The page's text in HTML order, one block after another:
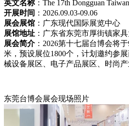
英文名称：The 17th Dongguan
开展时间 ：2026.09.03-09.06
展会展馆 ：广东现代国际展览中心
展馆地址 ：广东省东莞市厚街镇家
展会简介：2026第十七届台博会将
米，预设展位1800个，计划邀约参
械设备展区、电子产品展区、时尚
东莞台博会‌展会现场照片